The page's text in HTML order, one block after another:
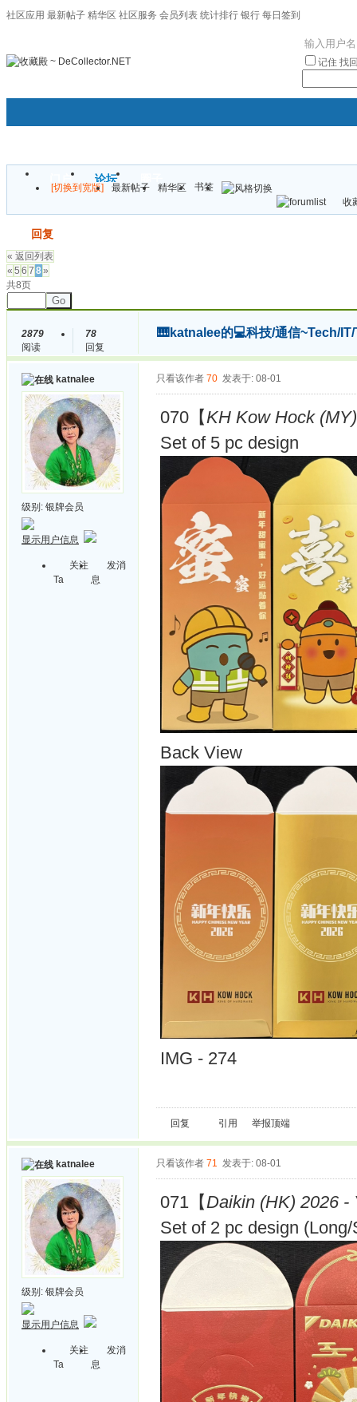
社区应用 最新帖子 精华区 社区服务 会员列表 统计排行 银行 每日签到
记住 找
门户 论坛
[切换到宽版] 最新帖子 精华区
书签
收
回复
« 返回列表
« 5 6 7 8»
共8页
Go
2879
阅读
78
回复
🎹katnalee的💻科技/通信~Tech/
katnalee
级别: 银牌会员
显示用户信息
关注
Ta
发消
息
只看该作者 70 发表于: 08-01
070【KH Kow Hock
Set of 5 pc design
Back View
IMG - 274
回复 引用 举报顶端
katnalee
级别: 银牌会员
显示用户信息
关注
Ta
发消
息
只看该作者 71 发表于: 08-01
071【Daikin (HK) 2026 -
Set of 2 pc design (Long/